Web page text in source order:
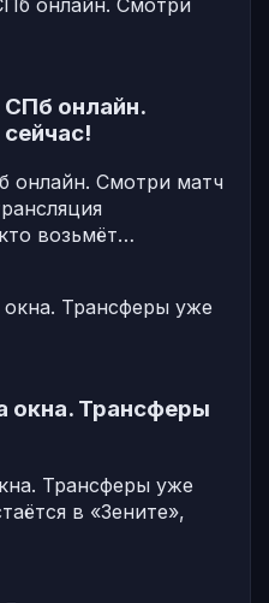
онлайн.
онлайн. Смотри матч
возьмёт…
окна. Трансферы
Трансферы уже
в «Зените»,